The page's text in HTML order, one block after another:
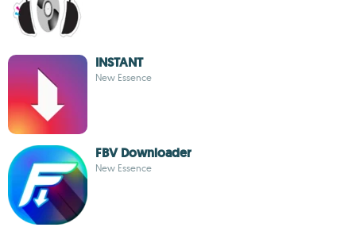
INSTANT
New Essence
FBV Downloader
New Essence